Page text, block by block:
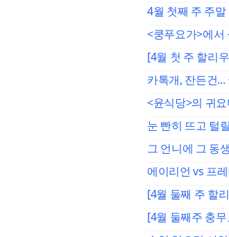
4월 첫째 주 주
<쿵푸요가>에서
[4월 첫 주 할리
카톡개, 잔든건
<윤식당>의 귀
눈 빤히 뜨고 털
그 언니에 그 동
에이리언 vs 프
[4월 둘째 주 할
[4월 둘째주 충